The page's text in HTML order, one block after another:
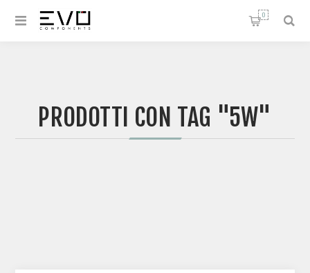
0
PRODOTTI CON TAG "5W"